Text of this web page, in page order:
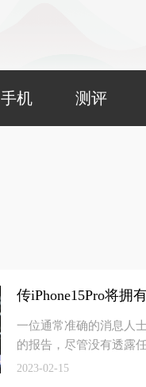
手机 测评
传iPhone15Pro将拥
一位通常准确的消息人
的报告，尽管没有透露
2023-02-15